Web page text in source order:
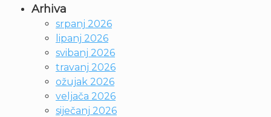
Arhiva
srpanj 2026
lipanj 2026
svibanj 2026
travanj 2026
ožujak 2026
veljača 2026
siječanj 2026